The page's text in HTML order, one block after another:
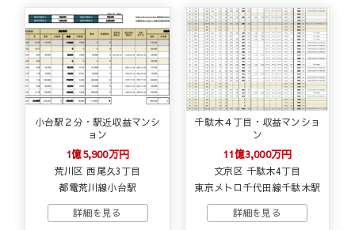
小台駅２分・駅近収益マンシ
ョン
1億5,900万円
荒川区 西尾久3丁目
都電荒川線小台駅
千駄木４丁目・収益マンショ
ン
11億3,000万円
文京区 千駄木4丁目
東京メトロ千代田線千駄木駅